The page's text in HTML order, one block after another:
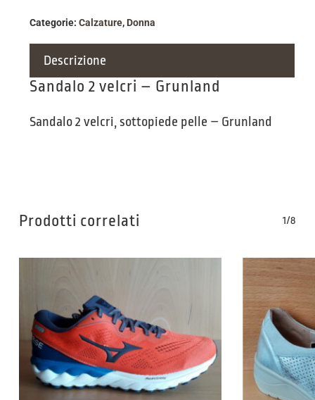
Categorie: Calzature, Donna
Descrizione
Sandalo 2 velcri – Grunland
Sandalo 2 velcri, sottopiede pelle – Grunland
Prodotti correlati 1/8